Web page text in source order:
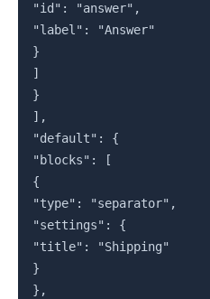
"id": "answer",
"label": "Answer"
}
]
}
],
"default": {
"blocks": [
{
"type": "separator",
"settings": {
"title": "Shipping"
}
},